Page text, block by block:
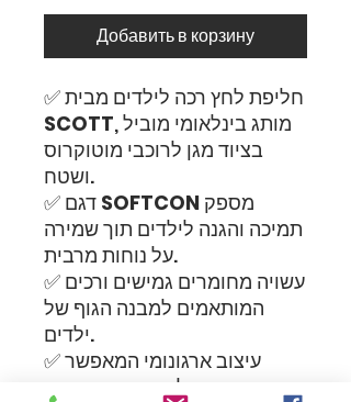
Добавить в корзину
✅ חליפת לחץ רכה לילדים מבית
SCOTT, מותג בינלאומי מוביל
בציוד מגן לרוכבי מוטוקרוס
ושטח.
SOFTCON
תמיכה והגנה לילדים תוך שמירה
על נוחות מרבית.
✅ עשויה מחומרים גמישים ורכים
המותאמים למבנה הגוף של
ילדים.
✅ עיצוב ארגונומי המאפשר
חופש תנועה מלא ונוחות ברכיבה